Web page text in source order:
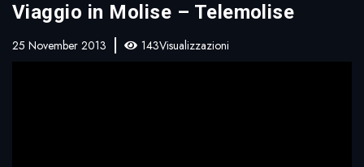
Viaggio in Molise – Telemolise
25 November 2013 143Visualizzazioni